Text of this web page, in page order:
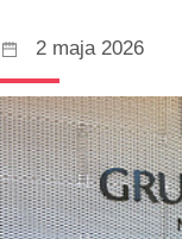
2 maja 2026